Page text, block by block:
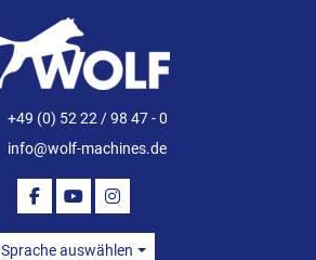
+49 (0) 52 22 / 98 47 - 0
info@wolf-machines.de
FACEBOOK
YOUTUBEINSTAGRAM
Sprache auswählen